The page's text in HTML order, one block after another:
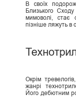
В своїх
Близького
мимоволі, стає
пізніше ляжуть в
Окрім
жанрі
Його дебютним